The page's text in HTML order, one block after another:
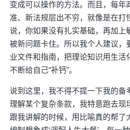
变成可以操作的方法。而且，每年
准、新法规层出不穷，就像是在打
说，你如果没有扎实基础，再加上
被新问题卡住。所以我个人建议，
业文件和指南，把理论知识用生活
不断给自己“补钙”。
说到这里，我不得不提一下我的备
理解某个复杂条款，我特意跑去现
跟我讲解的时候，用比喻真的帮了